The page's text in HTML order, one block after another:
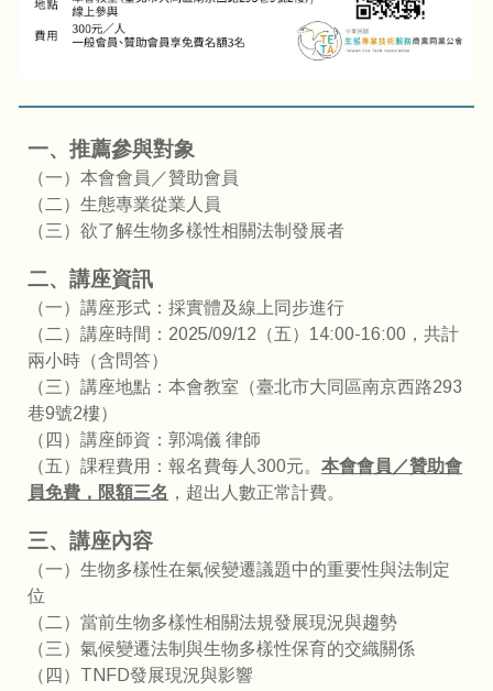
一、推薦參與對象
（一）本會會員／贊助會員
（二）生態專業從業人員
（三）欲了解生物多樣性相關法制發展者
二、講座資訊
（一）講座形式：採實體及線上同步進行
（二）講座時間：2025/09/1 2 （五）14:00-16:00，共計
兩小時（含問答）
（三）講座地點：本會教室（臺北市大同區南京西路293
巷9號2樓）
（四）講座師資：郭鴻儀 律師
（五）課程費用：報名費每人300元。本會會員／贊助會
員免費，限額三名 ，超出人數正常計費。
三、講座內容
（一）生物多樣性在氣候變遷議題中的重要性與法制定
位
（二）當前生物多樣性相關法規發展現況與趨勢
（三）氣候變遷法制與生物多樣性保育的交織關係
（四）TNFD發展現況與影響